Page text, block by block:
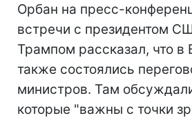
Орбан на пресс-
встречи с президентом
Трампом рассказал, что в
также состоялись
министров. Там
которые "важны с точки